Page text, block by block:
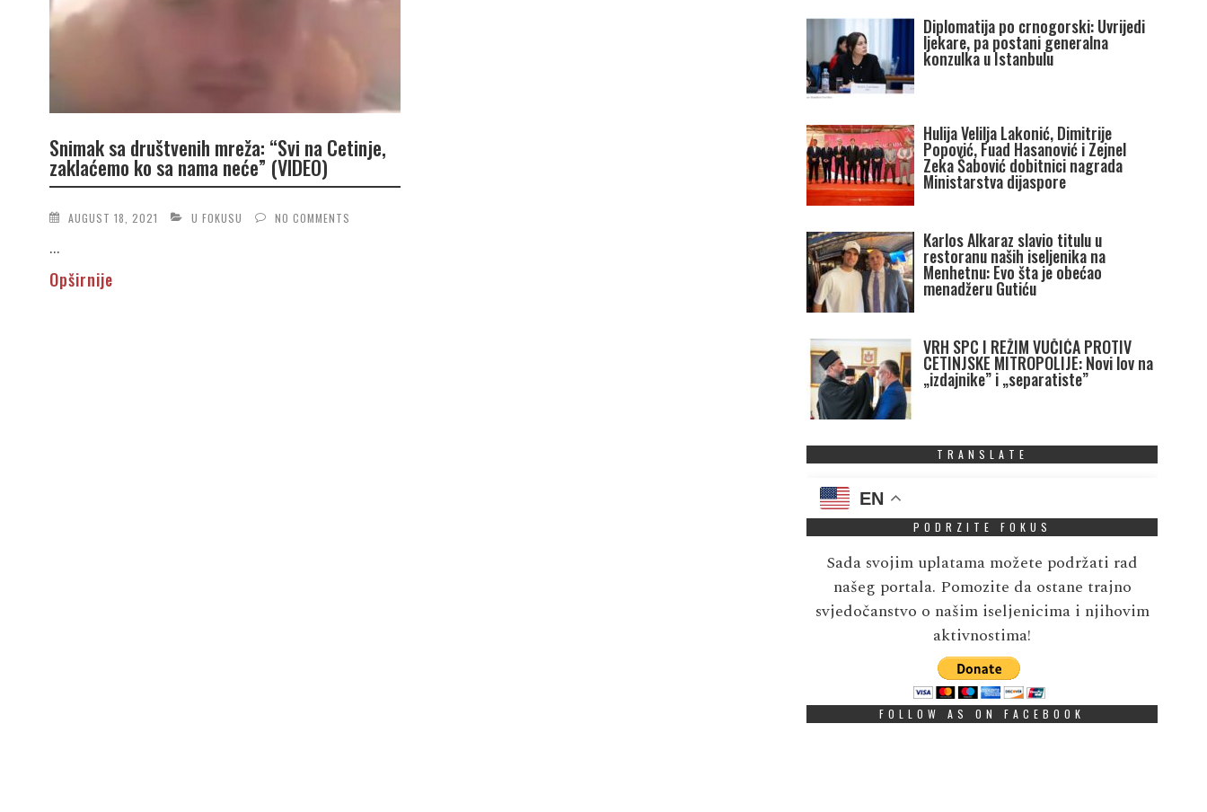
Snimak sa društvenih mreža: “Svi na Cetinje,
zaklaćemo ko sa nama neće” (VIDEO)
AUGUST 18, 2021 U FOKUSU NO COMMENTS
...
Opširnije
Diplomatija po crnogorski: Uvrijedi
ljekare, pa postani generalna
konzulka u Istanbulu
Hulija Velilja Lakonić, Dimitrije
Popović, Fuad Hasanović i Zejnel
Zeka Šabović dobitnici nagrada
Ministarstva dijaspore
Karlos Alkaraz slavio titulu u
restoranu naših iseljenika na
Menhetnu: Evo šta je obećao
menadžeru Gutiću
VRH SPC I REŽIM VUČIĆA PROTIV
CETINJSKE MITROPOLIJE: Novi lov na
„izdajnike” i „separatiste”
TRANSLATE
EN
PODRZITE FOKUS
Sada svojim uplatama možete podržati rad
našeg portala. Pomozite da ostane trajno
svjedočanstvo o našim iseljenicima i njihovim
aktivnostima!
FOLLOW AS ON FACEBOOK